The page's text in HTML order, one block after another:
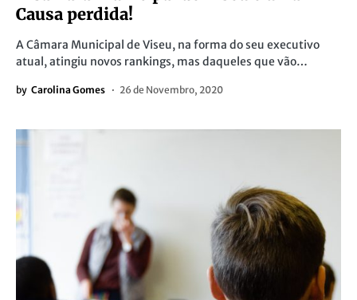
Causa perdida!
A Câmara Municipal de Viseu, na forma do seu executivo
atual, atingiu novos rankings, mas daqueles que vão…
by Carolina Gomes 26 de Novembro, 2020